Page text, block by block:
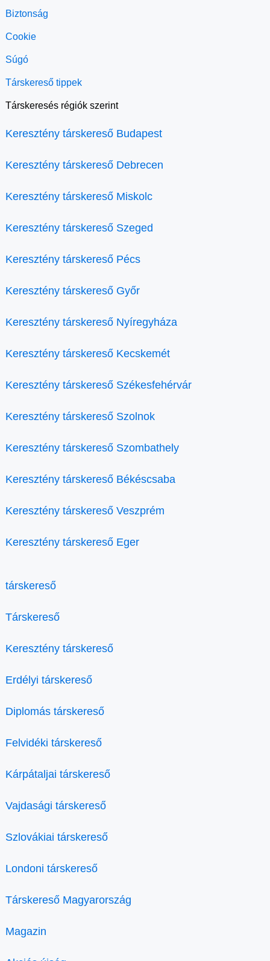
Biztonság
Cookie
Súgó
Társkereső tippek
Társkeresés régiók szerint
Keresztény társkereső Budapest
Keresztény társkereső Debrecen
Keresztény társkereső Miskolc
Keresztény társkereső Szeged
Keresztény társkereső Pécs
Keresztény társkereső Győr
Keresztény társkereső Nyíregyháza
Keresztény társkereső Kecskemét
Keresztény társkereső Székesfehérvár
Keresztény társkereső Szolnok
Keresztény társkereső Szombathely
Keresztény társkereső Békéscsaba
Keresztény társkereső Veszprém
Keresztény társkereső Eger
társkereső
Társkereső
Keresztény társkereső
Erdélyi társkereső
Diplomás társkereső
Felvidéki társkereső
Kárpátaljai társkereső
Vajdasági társkereső
Szlovákiai társkereső
Londoni társkereső
Társkereső Magyarország
Magazin